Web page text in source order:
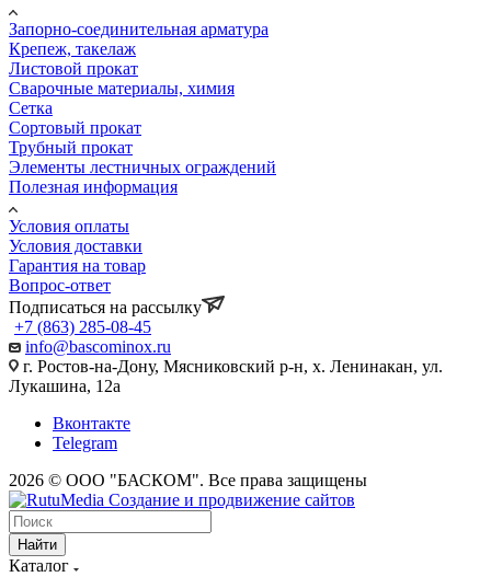
Запорно-соединительная арматура
Крепеж, такелаж
Листовой прокат
Сварочные материалы, химия
Сетка
Сортовый прокат
Трубный прокат
Элементы лестничных ограждений
Полезная информация
Условия оплаты
Условия доставки
Гарантия на товар
Вопрос-ответ
Подписаться на рассылку
+7 (863) 285-08-45
info@bascominox.ru
г. Ростов-на-Дону, Мясниковский р-н, х. Ленинакан, ул.
Лукашина, 12а
Вконтакте
Telegram
2026 © ООО "БАСКОМ". Все права защищены
Найти
Каталог